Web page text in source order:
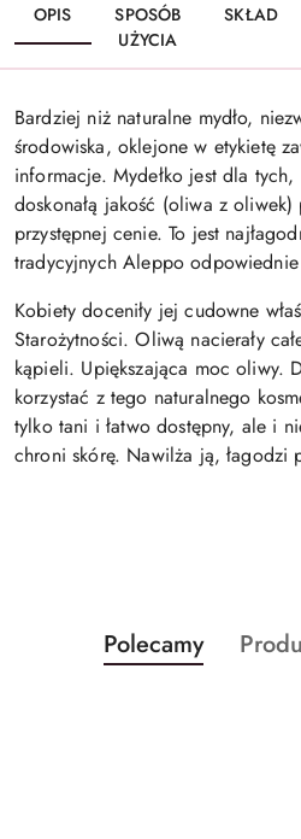
OPIS
SPOSÓB
UŻYCIA
SKŁAD
Bardziej niż naturalne mydło,
środowiska, oklejone w etykietę
informacje. Mydełko jest dla
doskonałą jakość (oliwa z oliwek)
przystępnej cenie. To jest
tradycyjnych Aleppo
Kobiety doceniły jej cudowne
Starożytności. Oliwą nacierały
kąpieli. Upiększająca moc oliwy.
korzystać z tego naturalnego
tylko tani i łatwo dostępny, ale i
chroni skórę. Nawilża ją, łagodzi
Pomiń karuzelę produktów
Produkty
o
Polecamy